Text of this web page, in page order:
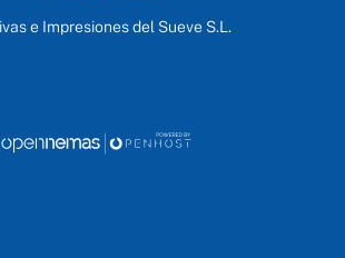
e Impresiones del Sueve S.L.